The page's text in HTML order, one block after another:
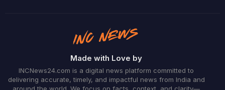
Made with Love by
INCNews24.com is a digital news platform committed to
delivering accurate, timely, and impactful news from India and